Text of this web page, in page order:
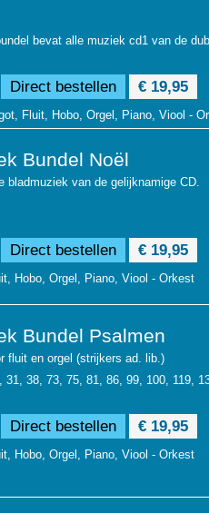
bevat alle muziek cd1 van de
Direct bestellen € 19,95
Fluit, Hobo, Orgel, Piano, Viool -
Bundel Noël
bladmuziek van de gelijknamige CD.
Direct bestellen € 19,95
Hobo, Orgel, Piano, Viool - Orkest
Bundel Psalmen
fluit en orgel (strijkers ad. lib.)
31, 38, 73, 75, 81, 86, 99, 100, 119,
Direct bestellen € 19,95
Hobo, Orgel, Piano, Viool - Orkest